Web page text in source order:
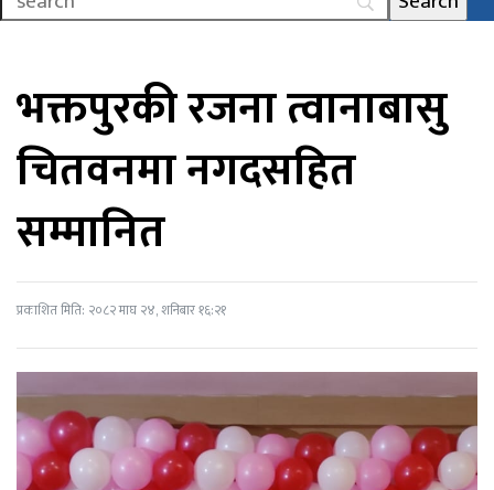
भक्तपुरकी रजना त्वानाबासु
चितवनमा नगदसहित
सम्मानित
प्रकाशित मिति: २०८२ माघ २४, शनिबार १६:२१